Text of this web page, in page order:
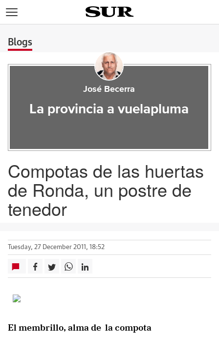
Blogs
José Becerra
La provincia a vuelapluma
Compotas de las huertas
de Ronda, un postre de
tenedor
Tuesday, 27 December 2011, 18:52
El membrillo, alma de la compota